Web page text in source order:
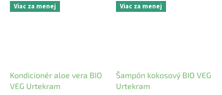
Viac za menej
Kondicionér aloe vera BIO
VEG Urtekram
Viac za menej
Šampón kokosový BIO VEG
Urtekram